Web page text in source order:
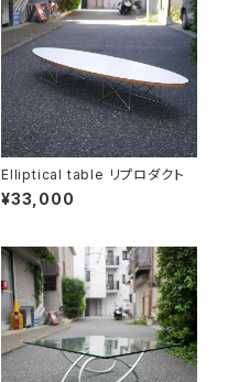
Elliptical table リプロダクト
¥33,000